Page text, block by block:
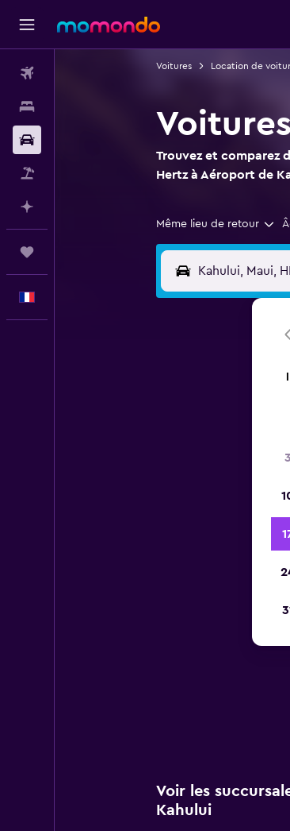
Voitures Location de
Trouvez et comparez
Hertz à Aéroport de
Même lieu de retour
Voir les
Kahului
3